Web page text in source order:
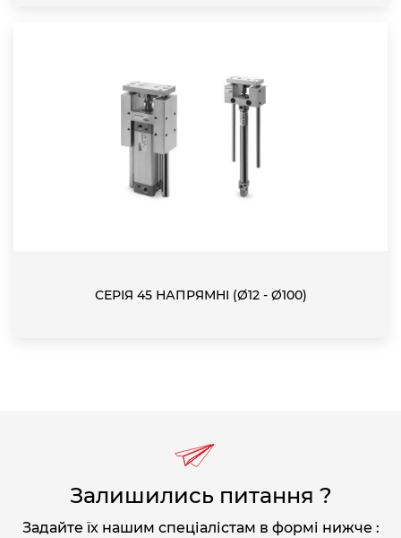
СЕРІЯ 45 НАПРЯМНІ (Ø12 - Ø100)
Залишились питання ?
Задайте їх нашим спеціалістам в формі нижче :